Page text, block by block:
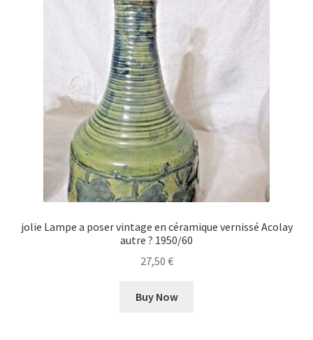
jolie Lampe a poser vintage en céramique vernissé Acolay
autre ? 1950/60
27,50 €
Buy Now